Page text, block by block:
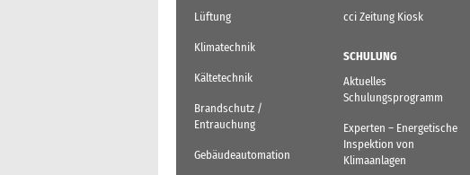
Lüftung
Klimatechnik
Kältetechnik
Brandschutz /
Entrauchung
Gebäudeautomation
cci Zeitung Kiosk
SCHULUNG
Aktuelles
Schulungsprogramm
Experten – Energetische
Inspektion von
Klimaanlagen